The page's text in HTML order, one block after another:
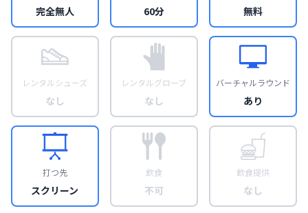
完全無人 60分 無料
レンタルシューズ
なし
レンタルグローブ
なし
バーチャルラウンド
あり
打つ先
スクリーン
飲食
不可
飲食提供
なし